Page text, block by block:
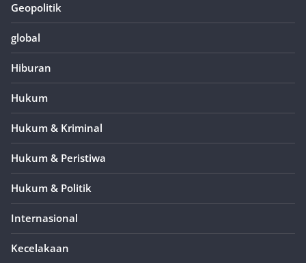
Geopolitik
global
Hiburan
Hukum
Hukum & Kriminal
Hukum & Peristiwa
Hukum & Politik
Internasional
Kecelakaan